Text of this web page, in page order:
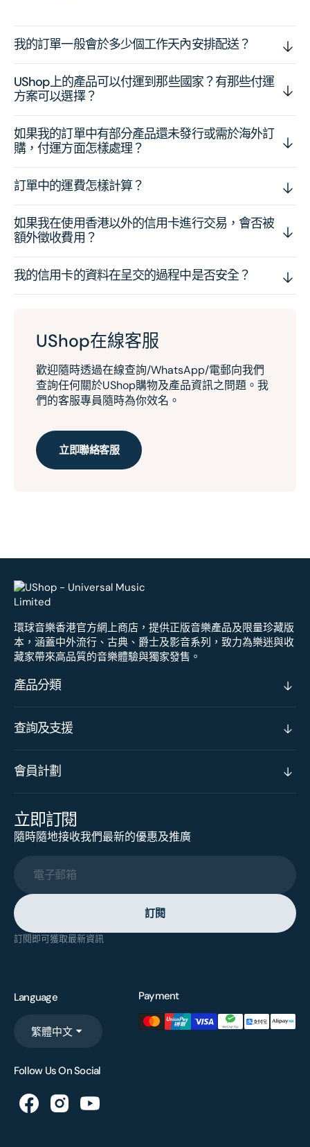
我的訂單一般會於多少個工作天內安排配送？
UShop上的產品可以付運到那些國家？有那些付運
方案可以選擇？
如果我的訂單中有部分產品還未發行或需於海外訂
購，付運方面怎樣處理？
訂單中的運費怎樣計算？
如果我在使用香港以外的信用卡進行交易，會否被
額外徵收費用？
我的信用卡的資料在呈交的過程中是否安全？
UShop在線客服
歡迎隨時透過在線查詢/WhatsApp/電郵向我們
查詢任何關於UShop購物及產品資訊之問題。我
們的客服專員隨時為你效名。
立即聯絡客服
環球音樂香港官方網上商店，提供正版音樂產品及限量珍藏版
本，涵蓋中外流行、古典、爵士及影音系列，致力為樂迷與收
藏家帶來高品質的音樂體驗與獨家發售。
產品分類
查詢及支援
會員計劃
立即訂閱
隨時隨地接收我們最新的優惠及推廣
電子郵箱
訂閱
訂閱即可獲取最新資訊
Language
繁體中文
Payment
Follow Us On Social